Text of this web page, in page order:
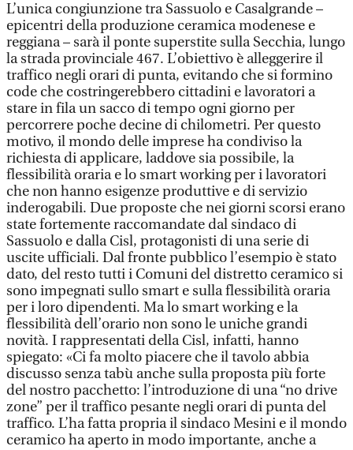
L’unica congiunzione tra Sassuolo e Casalgrande –
epicentri della produzione ceramica modenese e
reggiana – sarà il ponte superstite sulla Secchia, lungo
la strada provinciale 467. L’obiettivo è alleggerire il
traffico negli orari di punta, evitando che si formino
code che costringerebbero cittadini e lavoratori a
stare in fila un sacco di tempo ogni giorno per
percorrere poche decine di chilometri. Per questo
motivo, il mondo delle imprese ha condiviso la
richiesta di applicare, laddove sia possibile, la
flessibilità oraria e lo smart working per i lavoratori
che non hanno esigenze produttive e di servizio
inderogabili. Due proposte che nei giorni scorsi erano
state fortemente raccomandate dal sindaco di
Sassuolo e dalla Cisl, protagonisti di una serie di
uscite ufficiali. Dal fronte pubblico l’esempio è stato
dato, del resto tutti i Comuni del distretto ceramico si
sono impegnati sullo smart e sulla flessibilità oraria
per i loro dipendenti. Ma lo smart working e la
flessibilità dell’orario non sono le uniche grandi
novità. I rappresentati della Cisl, infatti, hanno
spiegato: «Ci fa molto piacere che il tavolo abbia
discusso senza tabù anche sulla proposta più forte
del nostro pacchetto: l’introduzione di una “no drive
zone” per il traffico pesante negli orari di punta del
traffico. L’ha fatta propria il sindaco Mesini e il mondo
ceramico ha aperto in modo importante, anche a